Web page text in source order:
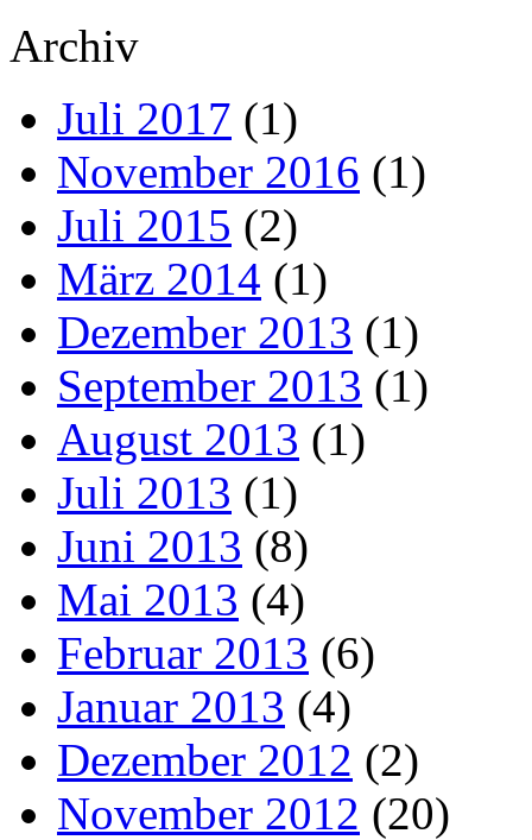
Archiv
Juli 2017 (1)
November 2016 (1)
Juli 2015 (2)
März 2014 (1)
Dezember 2013 (1)
September 2013 (1)
August 2013 (1)
Juli 2013 (1)
Juni 2013 (8)
Mai 2013 (4)
Februar 2013 (6)
Januar 2013 (4)
Dezember 2012 (2)
November 2012 (20)